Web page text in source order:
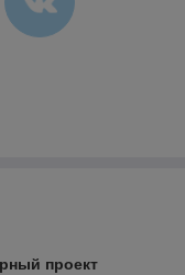
проект